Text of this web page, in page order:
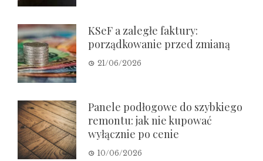
KSeF a zaległe faktury:
porządkowanie przed zmianą
21/06/2026
Panele podłogowe do szybkiego
remontu: jak nie kupować
wyłącznie po cenie
10/06/2026